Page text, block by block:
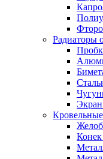
Радиаторы
Экран